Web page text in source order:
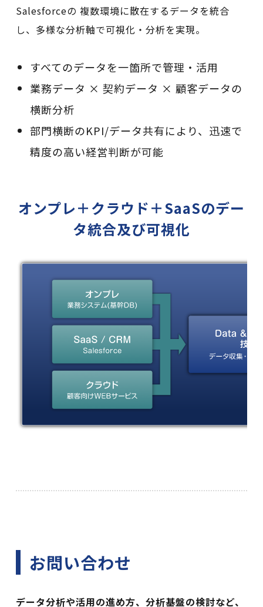
Salesforceの 複数環境に散在するデータを統合
し、多様な分析軸で可視化・分析を実現。
すべてのデータを一箇所で管理・活用
業務データ × 契約データ × 顧客データの
横断分析
部門横断のKPI/データ共有により、迅速で
精度の高い経営判断が可能
オンプレ＋クラウド＋SaaSのデー
タ統合及び可視化
お問い合わせ
データ分析や活用の進め方、分析基盤の検討など、